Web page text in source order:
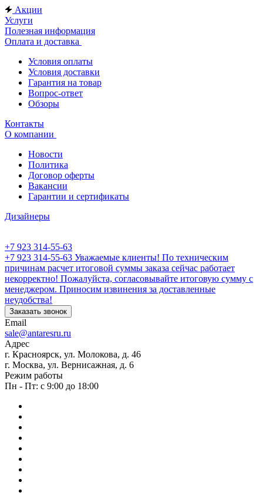
Акции
Услуги
Полезная информация
Оплата и доставка
Условия оплаты
Условия доставки
Гарантия на товар
Вопрос-ответ
Обзоры
Контакты
О компании
Новости
Политика
Договор оферты
Вакансии
Гарантии и сертификаты
Дизайнеры
+7 923 314-55-63
+7 923 314-55-63 Уважаемые клиенты! По техническим
причинам расчет итоговой суммы заказа сейчас работает
некорректно! Пожалуйста, согласовывайте итоговую сумму с
менеджером. Приносим извинения за доставленные
неудобства!
Заказать звонок
Email
sale@antaresru.ru
Адрес
г. Красноярск, ул. Молокова, д. 46
г. Москва, ул. Вернисажная, д. 6
Режим работы
Пн - Пт: с 9:00 до 18:00